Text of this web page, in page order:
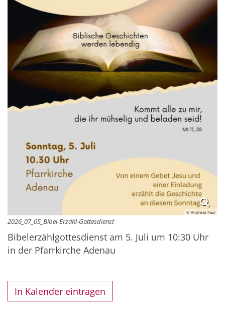
© Andreas Paul
2026_07_05_Bibel-Erzähl-Gottesdienst
Bibelerzählgottesdienst am 5. Juli um 10:30 Uhr
in der Pfarrkirche Adenau
In Kalender eintragen